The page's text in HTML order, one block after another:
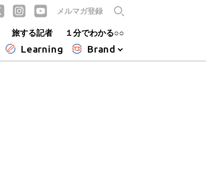
旅する記者 １分でわかる○○
Learning Brand
メルマガ登録